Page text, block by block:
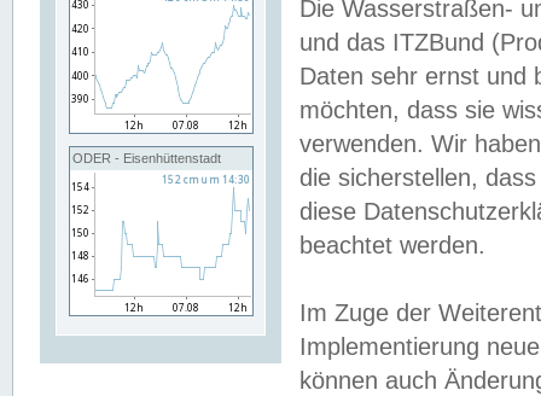
ODER - Eisenhüttenstadt
Die Wasserstraßen-
und das ITZBund
Daten sehr ernst und
möchten, dass sie
verwenden. Wir
die sicherstellen,
diese
beachtet werden.
Im Zuge der
Implementierung
können auch